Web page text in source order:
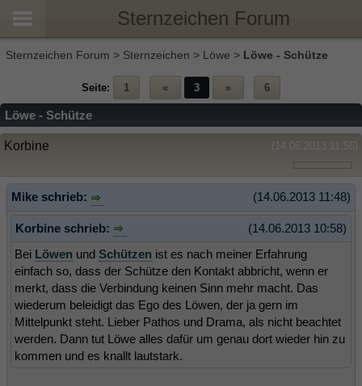
Sternzeichen Forum
Sternzeichen Forum > Sternzeichen > Löwe > Löwe - Schütze
Seite: 1 « 3 » 6
Löwe - Schütze
(14.06.2013 11:56)
Korbine
(14.06.2013 11:48)
Mike schrieb:
(14.06.2013 10:58)
Korbine schrieb:
Bei Löwen und Schützen ist es nach meiner Erfahrung
einfach so, dass der Schütze den Kontakt abbricht, wenn er
merkt, dass die Verbindung keinen Sinn mehr macht. Das
wiederum beleidigt das Ego des Löwen, der ja gern im
Mittelpunkt steht. Lieber Pathos und Drama, als nicht beachtet
werden. Dann tut Löwe alles dafür um genau dort wieder hin zu
kommen und es knallt lautstark.